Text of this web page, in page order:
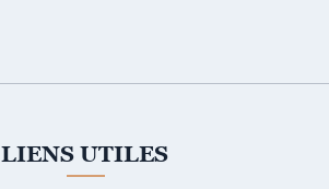
LIENS UTILES